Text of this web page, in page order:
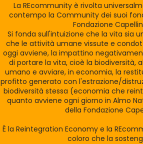
La REcommunity è rivolta
contempo la Community dei suoi
Fondazione
Si fonda sull'intuizione che la vita sia
che le attività umane vissute e
oggi avviene, la impattino
di portare la vita, cioè la biodiversità,
umano e avviare, in economia, la
profitto generato con l'estrazione/
biodiversità stessa (economia che
quanto avviene ogni giorno in Almo
della Fondazione
È la Reintegration Economy e la
coloro che la